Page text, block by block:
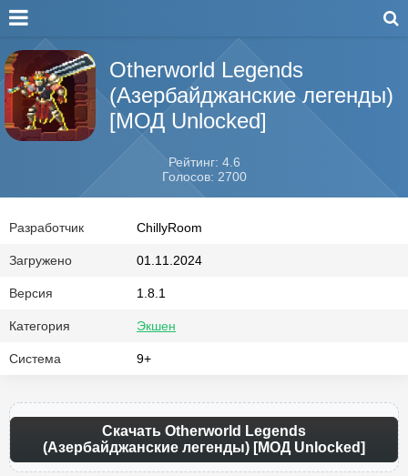
Otherworld Legends
(Азербайджанские легенды)
[МОД Unlocked]
Рейтинг: 4.6
Голосов: 2700
Разработчик ChillyRoom
Загружено 01.11.2024
Версия 1.8.1
Категория Экшен
Система 9+
Скачать Otherworld Legends
(Азербайджанские легенды) [МОД Unlocked]